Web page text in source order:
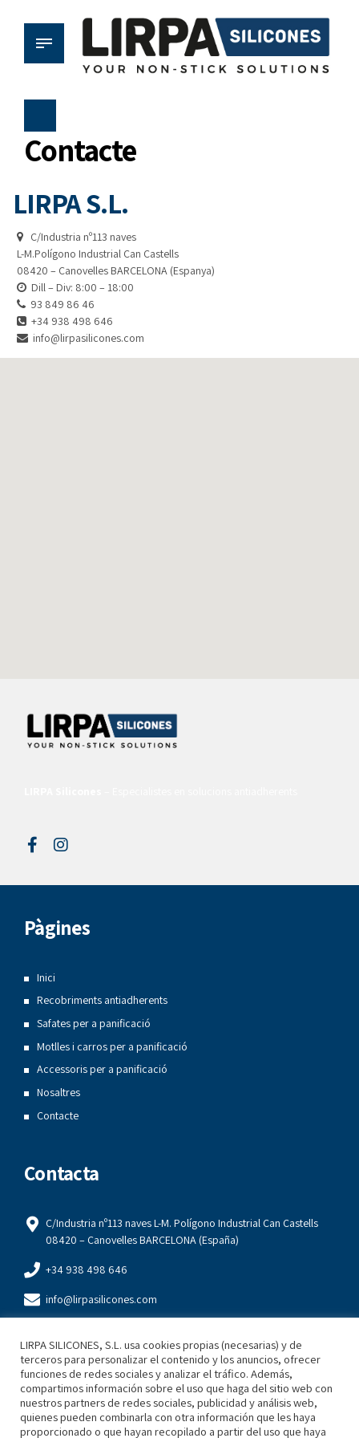
Contacte
LIRPA S.L.
C/Industria nº113 naves
L-M.Polígono Industrial Can Castells
08420 – Canovelles BARCELONA (Espanya)
Dill – Div: 8:00 – 18:00
93 849 86 46
+34 938 498 646
info@lirpasilicones.com
Pàgines
Inici
Recobriments antiadherents
Safates per a panificació
Motlles i carros per a panificació
Accessoris per a panificació
Nosaltres
Contacte
Contacta
C/Industria nº113 naves L-M. Polígono Industrial Can Castells
08420 – Canovelles BARCELONA (España)
+34 938 498 646
info@lirpasilicones.com
Legal
Política de Privacitat
LIRPA SILICONES, S.L. usa cookies propias (necesarias) y de
terceros para personalizar el contenido y los anuncios, ofrecer
funciones de redes sociales y analizar el tráfico. Además,
compartimos información sobre el uso que haga del sitio web con
nuestros partners de redes sociales, publicidad y análisis web,
quienes pueden combinarla con otra información que les haya
proporcionado o que hayan recopilado a partir del uso que haya